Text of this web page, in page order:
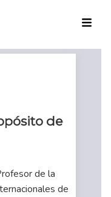
de
de la
de